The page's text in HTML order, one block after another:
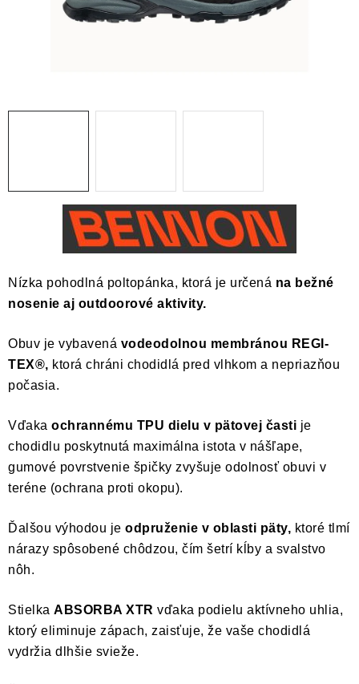
Často kladené otázky
INFORMÁCIE PRE ZÁKAZNÍKOV
Napíšte nám
Nízka pohodlná poltopánka, ktorá je určená na bežné
nosenie aj outdoorové aktivity.
Obuv je vybavená vodeodolnou membránou REGI-
TEX®, ktorá chráni chodidlá pred vlhkom a nepriazňou
počasia.
Vďaka ochrannému TPU dielu v pätovej časti je
chodidlu poskytnutá maximálna istota v nášľape,
gumové povrstvenie špičky zvyšuje odolnosť obuvi v
teréne (ochrana proti okopu).
Ďalšou výhodou je odpruženie v oblasti päty, ktoré tlmí
nárazy spôsobené chôdzou, čím šetrí kĺby a svalstvo
nôh.
Stielka ABSORBA XTR vďaka podielu aktívneho uhlia,
ktorý eliminuje zápach, zaisťuje, že vaše chodidlá
vydržia dlhšie svieže.